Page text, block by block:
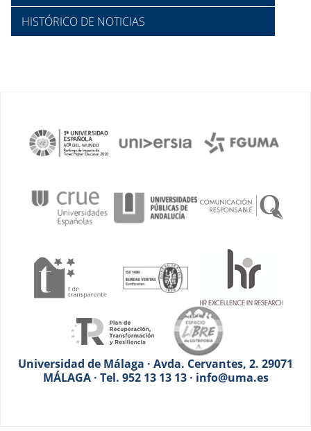
HISTÓRICO DE NOTICIAS
Universidad de Málaga · Avda. Cervantes, 2. 29071
MÁLAGA · Tel. 952 13 13 13 · info@uma.es